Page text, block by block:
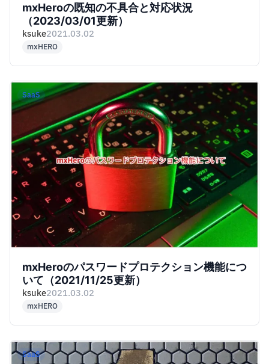
mxHeroの既知の不具合と対応状況
（2023/03/01更新）
ksuke2021.03.02
mxHERO
SaaS
mxHeroのパスワードプロテクション機能につ
いて（2021/11/25更新）
ksuke2021.03.02
mxHERO
SaaS